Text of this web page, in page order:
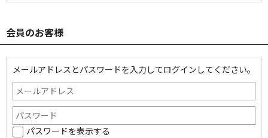
会員のお客様
メールアドレスとパスワードを入力してログインしてください。
パスワードを表示する